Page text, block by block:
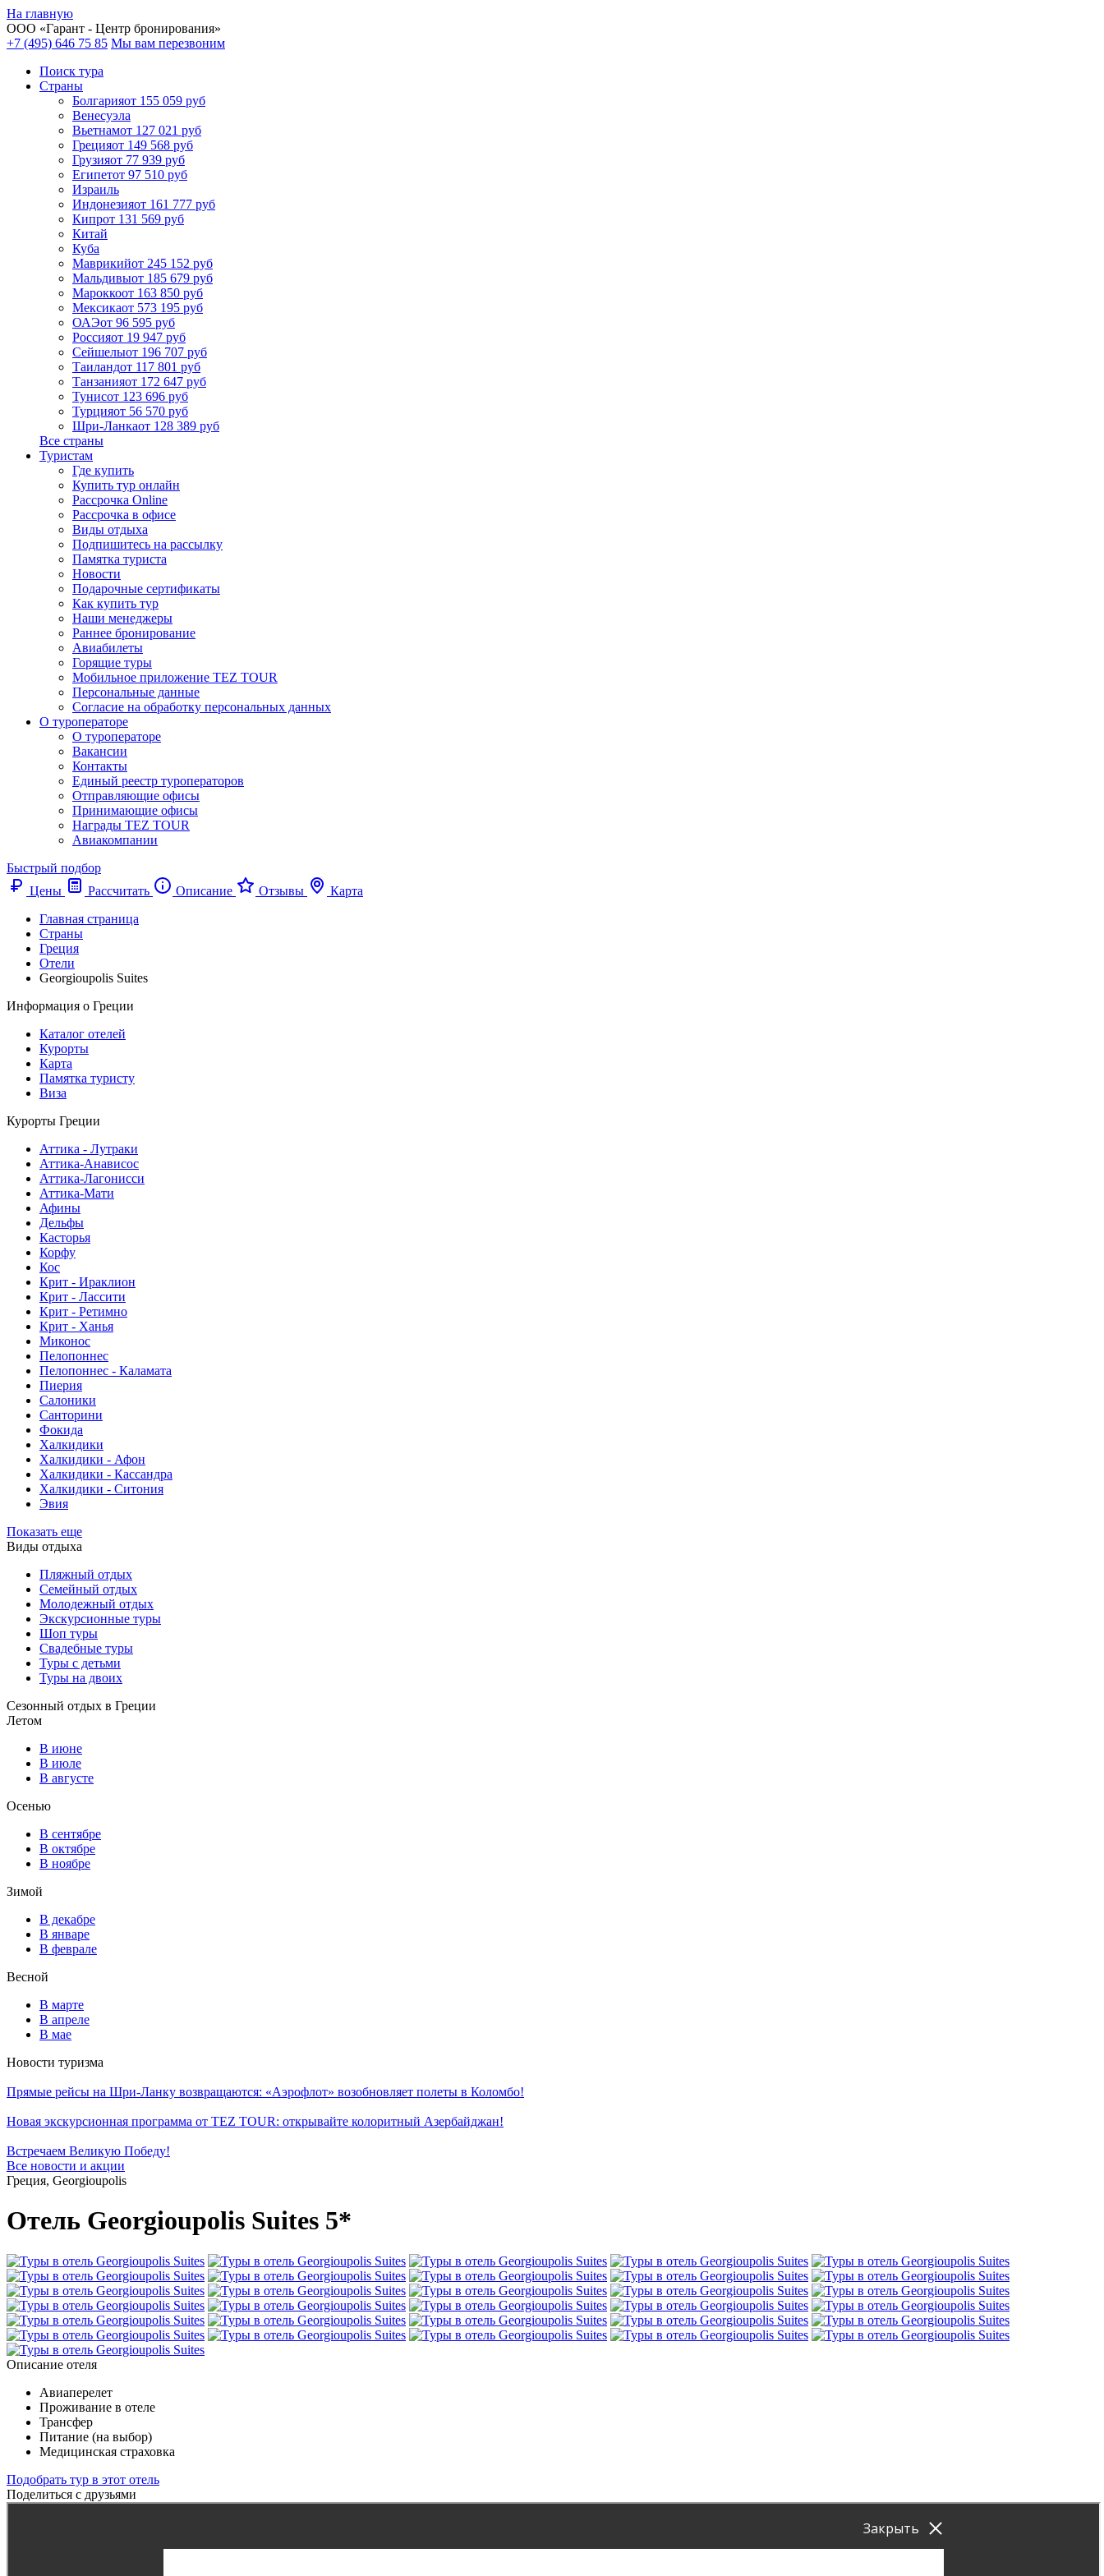
На главную
ООО «Гарант - Центр бронирования»
+7 (495) 646 75 85 Мы вам перезвоним
Поиск тура
Cтраны
Болгарияот 155 059 руб
Венесуэла
Вьетнамот 127 021 руб
Грецияот 149 568 руб
Грузияот 77 939 руб
Египетот 97 510 руб
Израиль
Индонезияот 161 777 руб
Кипрот 131 569 руб
Китай
Куба
Маврикийот 245 152 руб
Мальдивыот 185 679 руб
Мароккоот 163 850 руб
Мексикаот 573 195 руб
ОАЭот 96 595 руб
Россияот 19 947 руб
Сейшелыот 196 707 руб
Таиландот 117 801 руб
Танзанияот 172 647 руб
Тунисот 123 696 руб
Турцияот 56 570 руб
Шри-Ланкаот 128 389 руб
Все страны
Туристам
Где купить
Купить тур онлайн
Рассрочка Online
Рассрочка в офисе
Виды отдыха
Подпишитесь на рассылку
Памятка туриста
Новости
Подарочные сертификаты
Как купить тур
Наши менеджеры
Раннее бронирование
Авиабилеты
Горящие туры
Мобильное приложение TEZ TOUR
Персональные данные
Согласие на обработку персональных данных
О туроператоре
О туроператоре
Вакансии
Контакты
Единый реестр туроператоров
Отправляющие офисы
Принимающие офисы
Награды TEZ TOUR
Авиакомпании
Быстрый подбор
Цены
Рассчитать Описание Отзывы
Карта
Главная страница
Cтраны
Греция
Отели
Georgioupolis Suites
Информация о Греции
Каталог отелей
Курорты
Карта
Памятка туристу
Виза
Курорты Греции
Аттика - Лутраки
Аттика-Анависос
Аттика-Лагонисси
Аттика-Мати
Афины
Дельфы
Касторья
Корфу
Кос
Крит - Ираклион
Крит - Лассити
Крит - Ретимно
Крит - Ханья
Миконос
Пелопоннес
Пелопоннес - Каламата
Пиерия
Салоники
Санторини
Фокида
Халкидики
Халкидики - Афон
Халкидики - Кассандра
Халкидики - Ситония
Эвия
Показать еще
Виды отдыха
Пляжный отдых
Семейный отдых
Молодежный отдых
Экскурсионные туры
Шоп туры
Свадебные туры
Туры с детьми
Туры на двоих
Сезонный отдых в Греции
Летом
В июне
В июле
В августе
Осенью
В сентябре
В октябре
В ноябре
Зимой
В декабре
В январе
В феврале
Весной
В марте
В апреле
В мае
Новости туризма
Прямые рейсы на Шри-Ланку возвращаются: «Аэрофлот» возобновляет полеты в Коломбо!
Новая экскурсионная программа от TEZ TOUR: открывайте колоритный Азербайджан!
Встречаем Великую Победу!
Все новости и акции
Греция, Georgioupolis
Отель Georgioupolis Suites 5*
Описание отеля
Авиаперелет
Проживание в отеле
Трансфер
Питание (на выбор)
Медицинская страховка
Подобрать тур в этот отель
Поделиться с друзьями